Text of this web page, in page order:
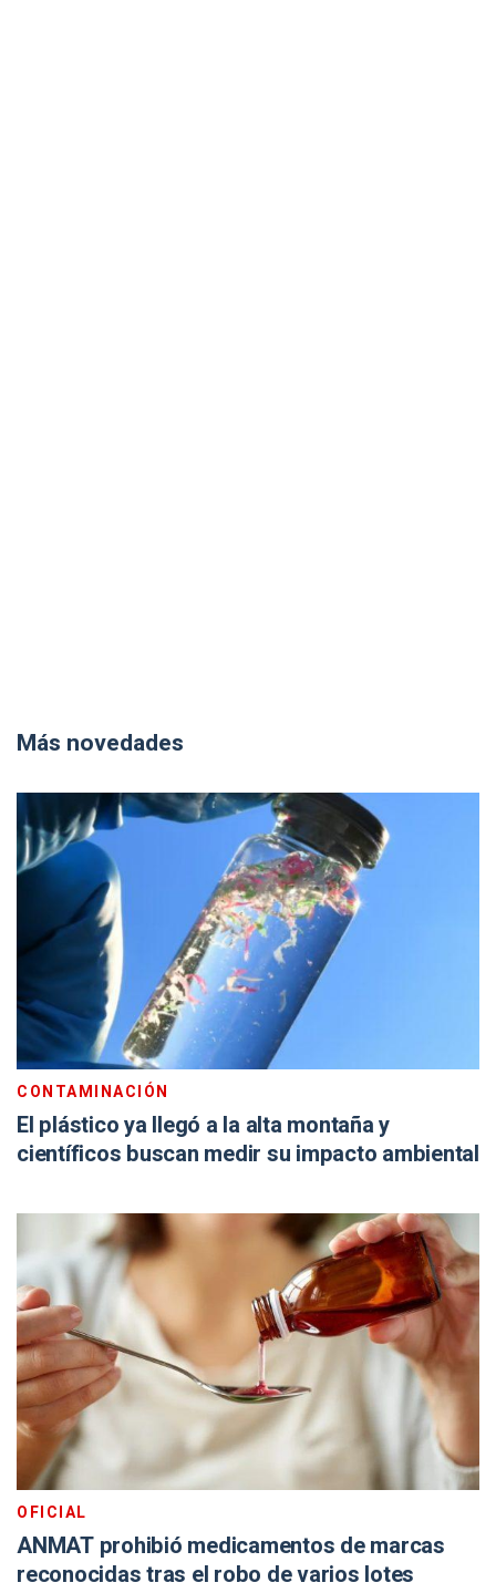
Más novedades
CONTAMINACIÓN
El plástico ya llegó a la alta montaña y
científicos buscan medir su impacto ambiental
OFICIAL
ANMAT prohibió medicamentos de marcas
reconocidas tras el robo de varios lotes